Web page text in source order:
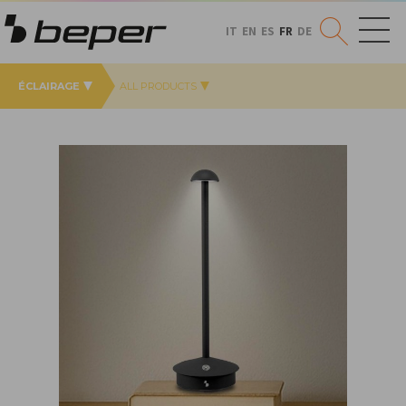
IT EN ES FR DE
ÉCLAIRAGE ALL PRODUCTS